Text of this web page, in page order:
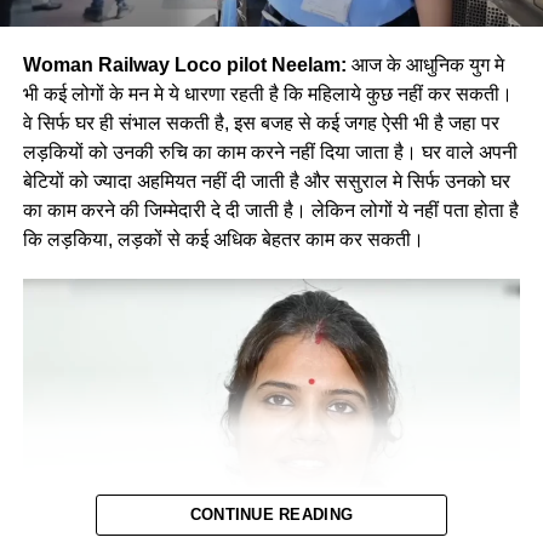
Woman Railway Loco pilot Neelam: आज के आधुनिक युग मे
भी कई लोगों के मन मे ये धारणा रहती है कि महिलाये कुछ नहीं कर सकती।
वे सिर्फ घर ही संभाल सकती है, इस बजह से कई जगह ऐसी भी है जहा पर
लड़कियों को उनकी रुचि का काम करने नहीं दिया जाता है। घर वाले अपनी
बेटियों को ज्यादा अहमियत नहीं दी जाती है और ससुराल मे सिर्फ उनको घर
का काम करने की जिम्मेदारी दे दी जाती है। लेकिन लोगों ये नहीं पता होता है
कि लड़किया, लड़कों से कई अधिक बेहतर काम कर सकती।
CONTINUE READING